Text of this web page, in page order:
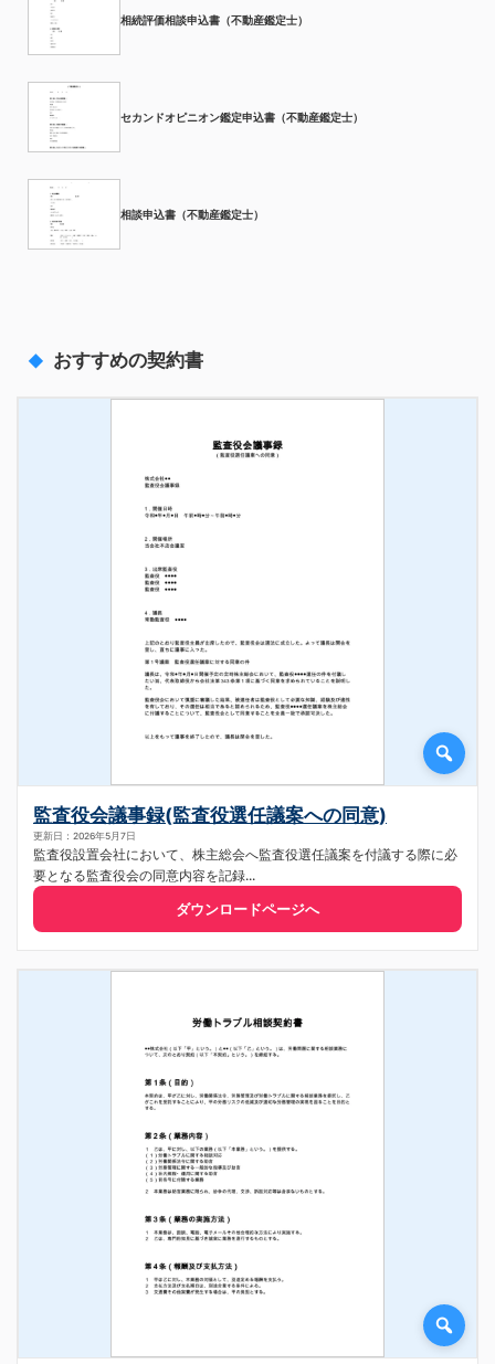
相続評価相談申込書（不動産鑑定士）
セカンドオピニオン鑑定申込書（不動産鑑定士）
相談申込書（不動産鑑定士）
おすすめの契約書
監査役会議事録(監査役選任議案への同意)
更新日：2026年5月7日
監査役設置会社において、株主総会へ監査役選任議案を付議する際に必
要となる監査役会の同意内容を記録...
ダウンロードページへ